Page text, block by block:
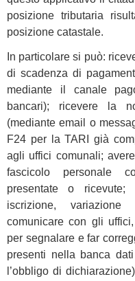
posizione tributaria
posizione catastale.
In particolare si può:
di scadenza di
mediante il canale
bancari); ricevere la
(mediante email o
F24 per la TARI già
agli uffici comunali;
fascicolo personale
presentate o ricevute;
iscrizione,
comunicare con gli
per segnalare e far
presenti nella banca
l’obbligo di